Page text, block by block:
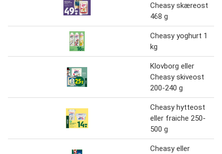
Cheasy skæreost
468 g
Cheasy yoghurt 1
kg
Klovborg eller
Cheasy skiveost
200-240 g
Cheasy hytteost
eller fraiche 250-
500 g
Cheasy eller